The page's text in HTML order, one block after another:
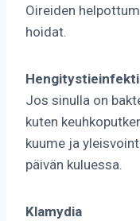
Oireiden
hoidat.
Jos sinulla on
kuten
kuume ja
päivän kuluessa.
Klamydia